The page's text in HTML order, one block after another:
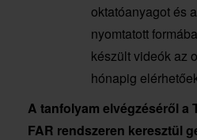
oktatóanyagot és
nyomtatott
készült videók az
hónapig
A tanfolyam elvégzéséről a
FAR rendszeren keresztül